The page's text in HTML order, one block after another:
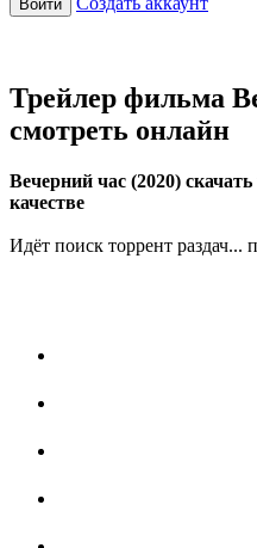
Войти
Трейлер фильма
смотреть онлайн
Вечерний час (2020)
качестве
Идёт поиск торрент раздач...